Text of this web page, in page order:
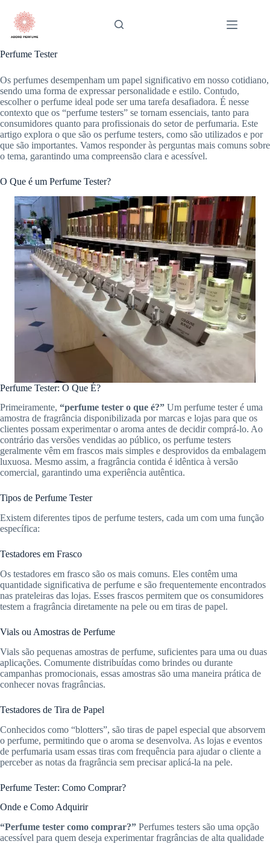
para
conteúdo
Perfume Tester
Os perfumes desempenham um papel significativo em nosso cotidiano,
sendo uma forma de expressar personalidade e estilo. Contudo,
escolher o perfume ideal pode ser uma tarefa desafiadora. É nesse
contexto que os “perfume testers” se tornam essenciais, tanto para
consumidores quanto para profissionais do setor de perfumaria. Este
artigo explora o que são os perfume testers, como são utilizados e por
que são importantes. Vamos responder às perguntas mais comuns sobre
o tema, garantindo uma compreensão clara e acessível.
O Que é um Perfume Tester?
Perfume Tester: O Que É?
Primeiramente, “perfume tester o que é?” Um perfume tester é uma
amostra de fragrância disponibilizada por marcas e lojas para que os
clientes possam experimentar o aroma antes de decidir comprá-lo. Ao
contrário das versões vendidas ao público, os perfume testers
geralmente vêm em frascos mais simples e desprovidos da embalagem
luxuosa. Mesmo assim, a fragrância contida é idêntica à versão
comercial, garantindo uma experiência autêntica.
Tipos de Perfume Tester
Existem diferentes tipos de perfume testers, cada um com uma função
específica:
Testadores em Frasco
Os testadores em frasco são os mais comuns. Eles contêm uma
quantidade significativa de perfume e são frequentemente encontrados
nas prateleiras das lojas. Esses frascos permitem que os consumidores
testem a fragrância diretamente na pele ou em tiras de papel.
Vials ou Amostras de Perfume
Vials são pequenas amostras de perfume, suficientes para uma ou duas
aplicações. Comumente distribuídas como brindes ou durante
campanhas promocionais, essas amostras são uma maneira prática de
conhecer novas fragrâncias.
Testadores de Tira de Papel
Conhecidos como “blotters”, são tiras de papel especial que absorvem
o perfume, permitindo que o aroma se desenvolva. As lojas e eventos
de perfumaria usam essas tiras com frequência para ajudar o cliente a
perceber as notas da fragrância sem precisar aplicá-la na pele.
Perfume Tester: Como Comprar?
Onde e Como Adquirir
“Perfume tester como comprar?” Perfumes testers são uma opção
acessível para quem deseja experimentar fragrâncias de alta qualidade